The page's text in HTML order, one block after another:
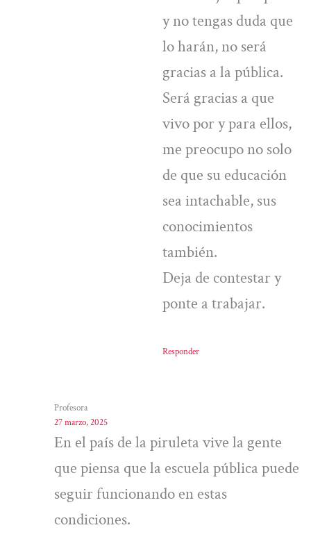
y no tengas duda que
lo harán, no será
gracias a la pública.
Será gracias a que
vivo por y para ellos,
me preocupo no solo
de que su educación
sea intachable, sus
conocimientos
también.
Deja de contestar y
ponte a trabajar.
Responder
Profesora
27 marzo, 2025
En el país de la piruleta vive la gente
que piensa que la escuela pública puede
seguir funcionando en estas
condiciones.